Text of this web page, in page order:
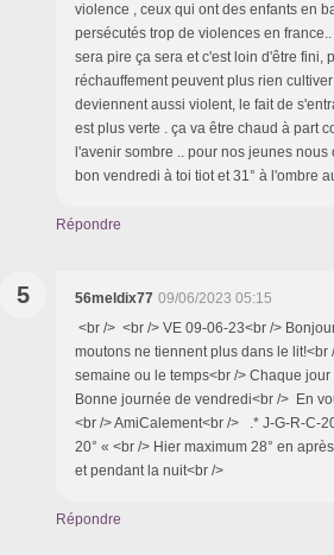
violence , ceux qui ont des enfants en
persécutés trop de violences en
sera pire ça sera et c'est loin d'être fini,
réchauffement peuvent plus rien
deviennent aussi violent, le fait de
est plus verte . ça va être chaud à part
l'avenir sombre .. pour nos jeunes
bon vendredi à toi tiot et 31° à l'ombre
Répondre
5 56meldix77 09/06/2023 05:15
<br /> <br /> VE 09-06-23<br />
moutons ne tiennent plus dans le
semaine ou le temps<br /> Chaque
Bonne journée de vendredi<br /> En
<br /> AmiCalement<br /> .* J-G-R-C-
20° « <br /> Hier maximum 28° en
et pendant la nuit<br />
Répondre